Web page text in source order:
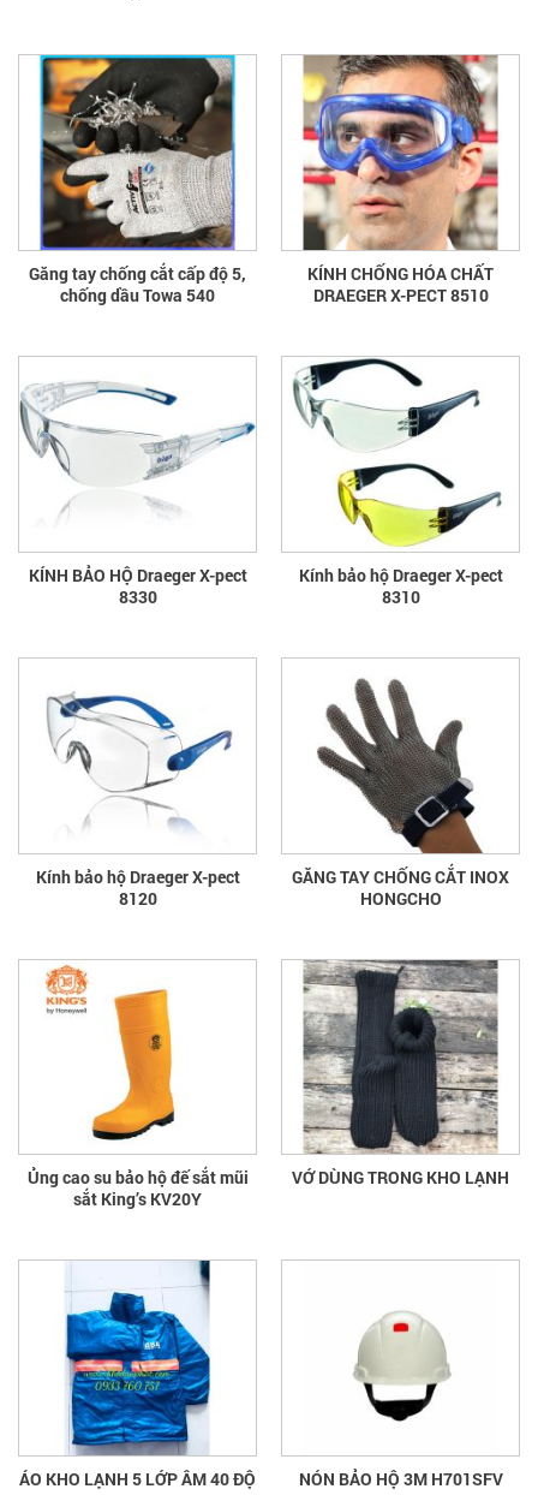
Găng tay chống cắt cấp độ 5,
chống dầu Towa 540
KÍNH CHỐNG HÓA CHẤT
DRAEGER X-PECT 8510
KÍNH BẢO HỘ Draeger X-pect
8330
Kính bảo hộ Draeger X-pect
8310
Kính bảo hộ Draeger X-pect
8120
GĂNG TAY CHỐNG CẮT INOX
HONGCHO
Ủng cao su bảo hộ đế sắt mũi
sắt King’s KV20Y
VỚ DÙNG TRONG KHO LẠNH
ÁO KHO LẠNH 5 LỚP ÂM 40 ĐỘ NÓN BẢO HỘ 3M H701SFV